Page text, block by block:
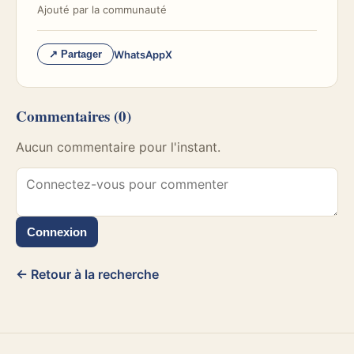
Ajouté par la communauté
↗ Partager WhatsAppX
Commentaires (0)
Aucun commentaire pour l'instant.
Connexion
← Retour à la recherche